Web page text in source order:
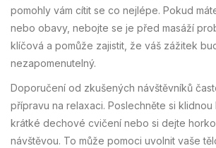
pomohly vám cítit se co nejlépe. Pokud
nebo obavy, nebojte se je před masáží
klíčová a pomůže zajistit, že váš zážitek
nezapomenutelný.
Doporučení od zkušených návštěvníků
přípravu na relaxaci. Poslechněte si klidnou
krátké dechové cvičení nebo si dejte
návštěvou. To může pomoci uvolnit vaše